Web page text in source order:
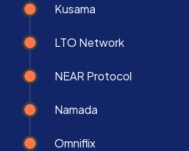
Kusama
LTO Network
NEAR Protocol
Namada
Omniflix